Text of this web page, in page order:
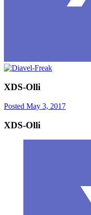
XDS-Olli
Posted May 3, 2017
XDS-Olli